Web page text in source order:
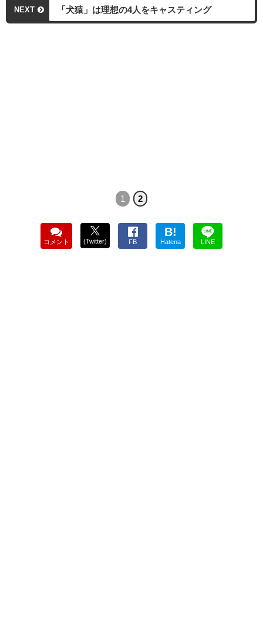
NEXT 「犬猿」は理想の4人をキャスティング
1 2
コメント (Twitter) FB
B!
Hatena LINE